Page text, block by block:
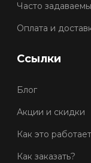
Часто
Оплата и
Ссылки
Блог
Акции и скидки
Как это
Как заказать?